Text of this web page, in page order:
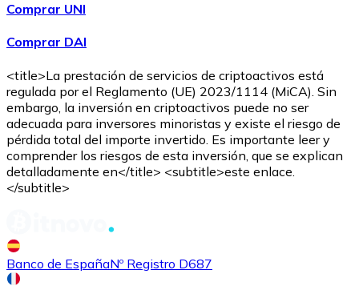
ComprarAlgorandcon transferencia bancaria
ALGO
Comprar UNI
Comprar DAI
<title>La prestación de servicios de criptoactivos está
regulada por el Reglamento (UE) 2023/1114 (MiCA). Sin
embargo, la inversión en criptoactivos puede no ser
adecuada para inversores minoristas y existe el riesgo de
pérdida total del importe invertido. Es importante leer y
comprender los riesgos de esta inversión, que se explican
detalladamente en</title> <subtitle>este enlace.
</subtitle>
Banco de EspañaNº Registro D687